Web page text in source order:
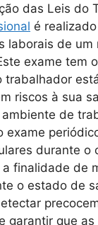
das Leis do
é
laborais de um
exame tem
trabalhador
riscos à sua
de
exame
durante o
finalidade de
o estado de
garantir que